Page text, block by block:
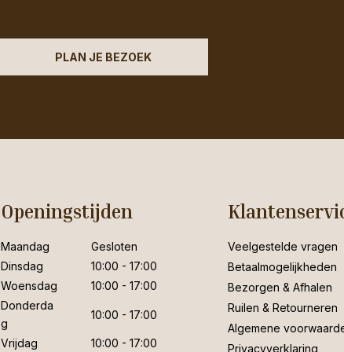
PLAN JE BEZOEK
Openingstijden
Maandag
Gesloten
Dinsdag
10:00 - 17:00
Woensdag
10:00 - 17:00
Donderda
g
10:00 - 17:00
Vrijdag 10:00 - 17:00
Veelgestelde vragen
Betaalmogelijkheden
Bezorgen & Afhalen
Ruilen & Retourneren
Algemene
Privacyverklaring